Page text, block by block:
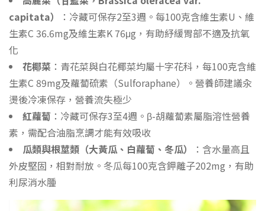
capitata）
：冷藏可保存2至3週。每100克含維生素U、維
生素C 36.6mg及維生素K 76μg，有助紓緩胃部不適及抗氧
化
花椰菜 ：青花菜與白花椰菜均屬十字花科，每100克含維
生素C 89mg及蘿蔔硫素（Sulforaphane）。營養師建議汆
燙後冷凍保存，營養流失極少
紅蘿蔔 ：冷藏可保存3至4週。β-胡蘿蔔素屬脂溶性營養
素，需配合油脂烹調才能有效吸收
瓜類與根莖類（大黃瓜、白蘿蔔、冬瓜）
：含水量高且
外皮堅固，相對耐放。冬瓜每100克含鉀離子202mg，有助
利尿消水腫